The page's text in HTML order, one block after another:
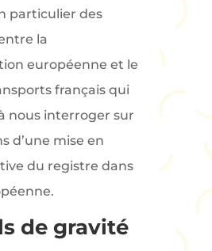
particulier des
la
européenne et le
français qui
nous interroger sur
d’une mise en
du registre dans
de gravité